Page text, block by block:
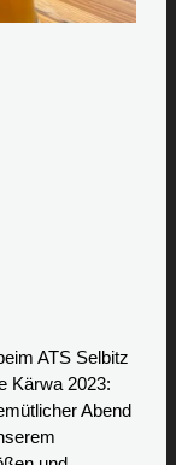
ATS Selbitz
Kärwa 2023:
Abend